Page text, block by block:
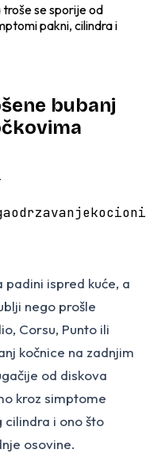
se sporije od
pakni, cilindra i
bubanj
odrzavanje
padini ispred kuće, a
nego prošle
Corsu, Punto ili
kočnice na zadnjim
od diskova
kroz simptome
cilindra i ono što
osovine.